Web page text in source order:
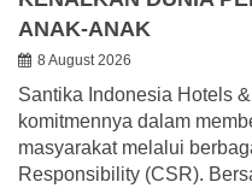
ANAK-ANAK
8 August 2026
Santika Indonesia Hotels
komitmennya dalam
masyarakat melalui
Responsibility (CSR).